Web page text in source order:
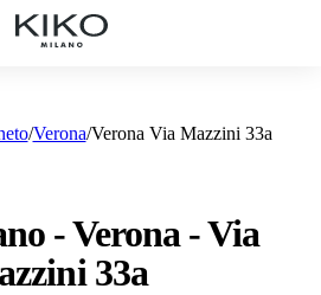
Verona Verona Via Mazzini 33a
- Verona - Via
33a